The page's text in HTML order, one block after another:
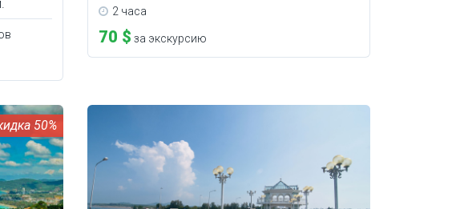
2 часа
70 $ за экскурсию
50%